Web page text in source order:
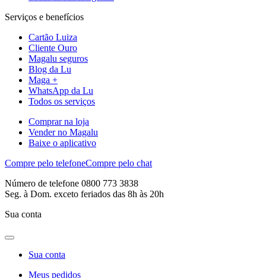
Serviços e benefícios
Cartão Luiza
Cliente Ouro
Magalu seguros
Blog da Lu
Maga +
WhatsApp da Lu
Todos os serviços
Comprar na loja
Vender no Magalu
Baixe o aplicativo
Compre pelo telefoneCompre pelo chat
Número de telefone 0800 773 3838
Seg. à Dom. exceto feriados das 8h às 20h
Sua conta
Sua conta
Meus pedidos